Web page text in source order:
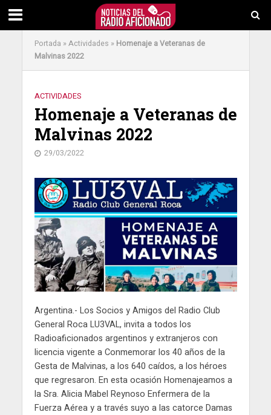
Portada »Actividades » Homenaje a Veteranas de
Malvinas 2022
ACTIVIDADES
Homenaje a Veteranas de
Malvinas 2022
29/03/2022
Argentina.- Los Socios y Amigos del Radio Club
General Roca LU3VAL, invita a todos los
Radioaficionados argentinos y extranjeros con
licencia vigente a Conmemorar los 40 años de la
Gesta de Malvinas, a los 640 caídos, a los héroes
que regresaron. En esta ocasión Homenajeamos a
la Sra. Alicia Mabel Reynoso Enfermera de la
Fuerza Aérea y a través suyo a las catorce Damas